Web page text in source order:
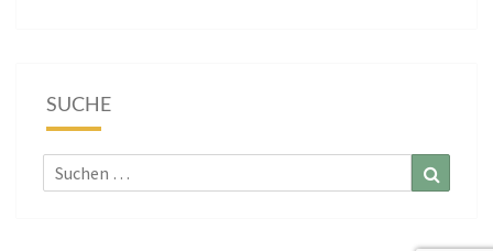
SUCHE
Suchen
nach: